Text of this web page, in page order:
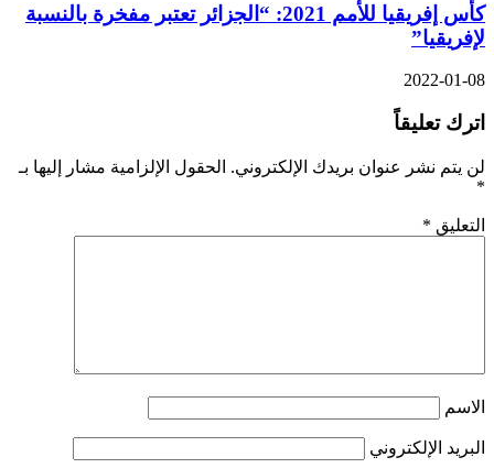
كأس إفريقيا للأمم 2021: “الجزائر تعتبر مفخرة بالنسبة
لإفريقيا”
2022-01-08
اترك تعليقاً
لن يتم نشر عنوان بريدك الإلكتروني. الحقول الإلزامية مشار إليها بـ
*
التعليق *
الاسم
البريد الإلكتروني